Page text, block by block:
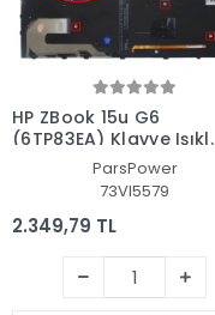
HP ZBook 15u G6
(6TP83EA) Klavye Işıklı
(Siyah TR)ParsPower
73VI5579
2.349,79 TL